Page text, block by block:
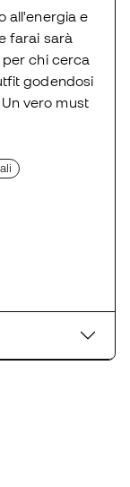
all'energia e
farai sarà
per chi cerca
godendosi
vero must